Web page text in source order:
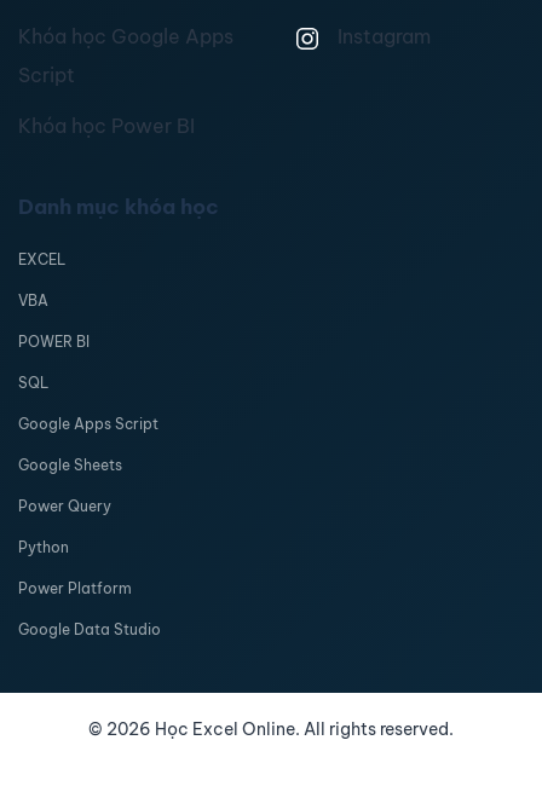
Khóa học Google Apps
Script
Khóa học Power BI
Instagram
Danh mục khóa học
EXCEL
VBA
POWER BI
SQL
Google Apps Script
Google Sheets
Power Query
Python
Power Platform
Google Data Studio
© 2026 Học Excel Online. All rights reserved.